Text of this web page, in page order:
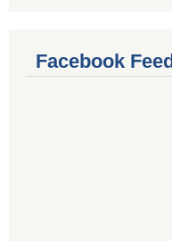
Facebook Feed